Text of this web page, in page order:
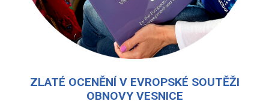
ZLATÉ OCENĚNÍ V EVROPSKÉ SOUTĚŽI
OBNOVY VESNICE